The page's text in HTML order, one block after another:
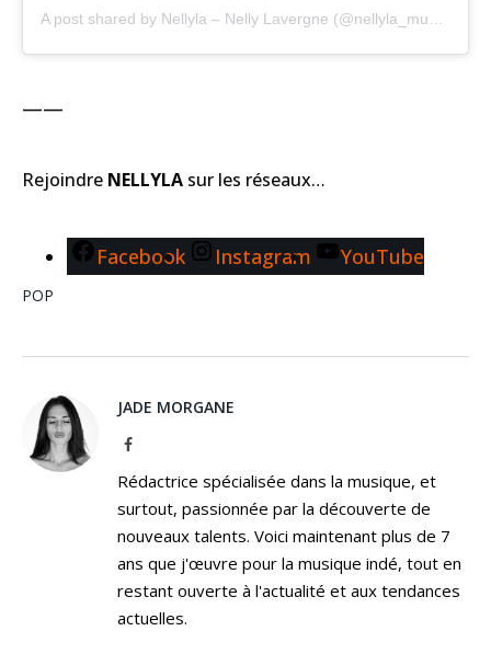
——
Rejoindre NELLYLA sur les réseaux…
Facebook Instagram YouTube
POP
JADE MORGANE
Facebook
Rédactrice spécialisée dans la musique, et
surtout, passionnée par la découverte de
nouveaux talents. Voici maintenant plus de 7
ans que j'œuvre pour la musique indé, tout en
restant ouverte à l'actualité et aux tendances
actuelles.